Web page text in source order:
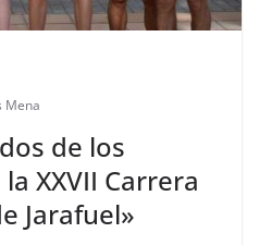
Mena
de los
XXVII Carrera
Jarafuel»